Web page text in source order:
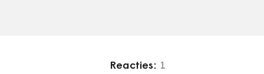
Reacties: 1